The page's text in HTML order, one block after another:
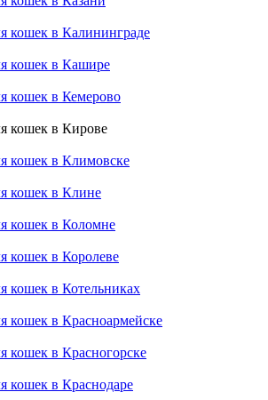
кошек в Калининграде
кошек в Кашире
кошек в Кемерово
кошек в Кирове
кошек в Климовске
кошек в Клине
кошек в Коломне
кошек в Королеве
кошек в Котельниках
кошек в Красноармейске
кошек в Красногорске
кошек в Краснодаре